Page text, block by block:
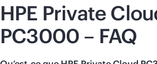
HPE Private
PC3000 – FAQ